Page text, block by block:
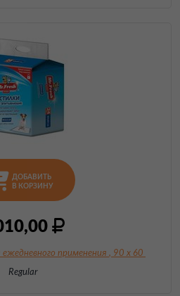
ДОБАВИТЬ
В КОРЗИНУ
применения , 90 х 60
Regular